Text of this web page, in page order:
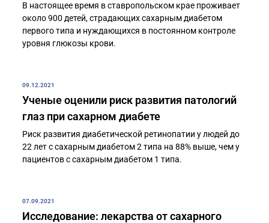
В настоящее время в ставропольском крае проживает
около 900 детей, страдающих сахарным диабетом
первого типа и нуждающихся в постоянном контроле
уровня глюкозы крови.
09.12.2021
Ученые оценили риск развития патологий
глаз при сахарном диабете
Риск развития диабетической ретинопатии у людей до
22 лет с сахарным диабетом 2 типа на 88% выше, чем у
пациентов с сахарным диабетом 1 типа.
07.09.2021
Исследование: лекарства от сахарного